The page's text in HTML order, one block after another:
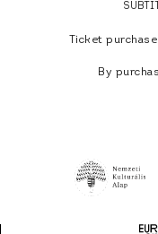
Ticket
By